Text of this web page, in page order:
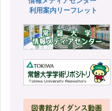
利用案内リーフレット